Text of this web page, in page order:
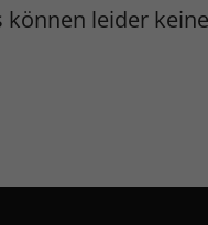
leider